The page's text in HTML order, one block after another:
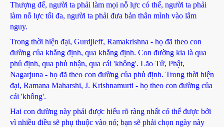
Thượng đế, người ta phải làm mọi nỗ lực có thể, người ta phải
làm nỗ lực tối đa, người ta phải đưa bản thân mình vào lâm
nguy.
Trong thời hiện đại, Gurdjieff, Ramakrishna - họ đã theo con
đường của khẳng định, qua khẳng định. Con đường kia là qua
phủ định, qua phủ nhận, qua cái 'không'. Lão Tử, Phật,
Nagarjuna - họ đã theo con đường của phủ định. Trong thời hiện
đại, Ramana Maharshi, J. Krishnamurti - họ theo con đường của
cái 'không'.
Hai con đường này phải được hiểu rõ ràng nhất có thể được bởi
vì nhiều điều sẽ phụ thuộc vào nó; bạn sẽ phải chọn ngày này